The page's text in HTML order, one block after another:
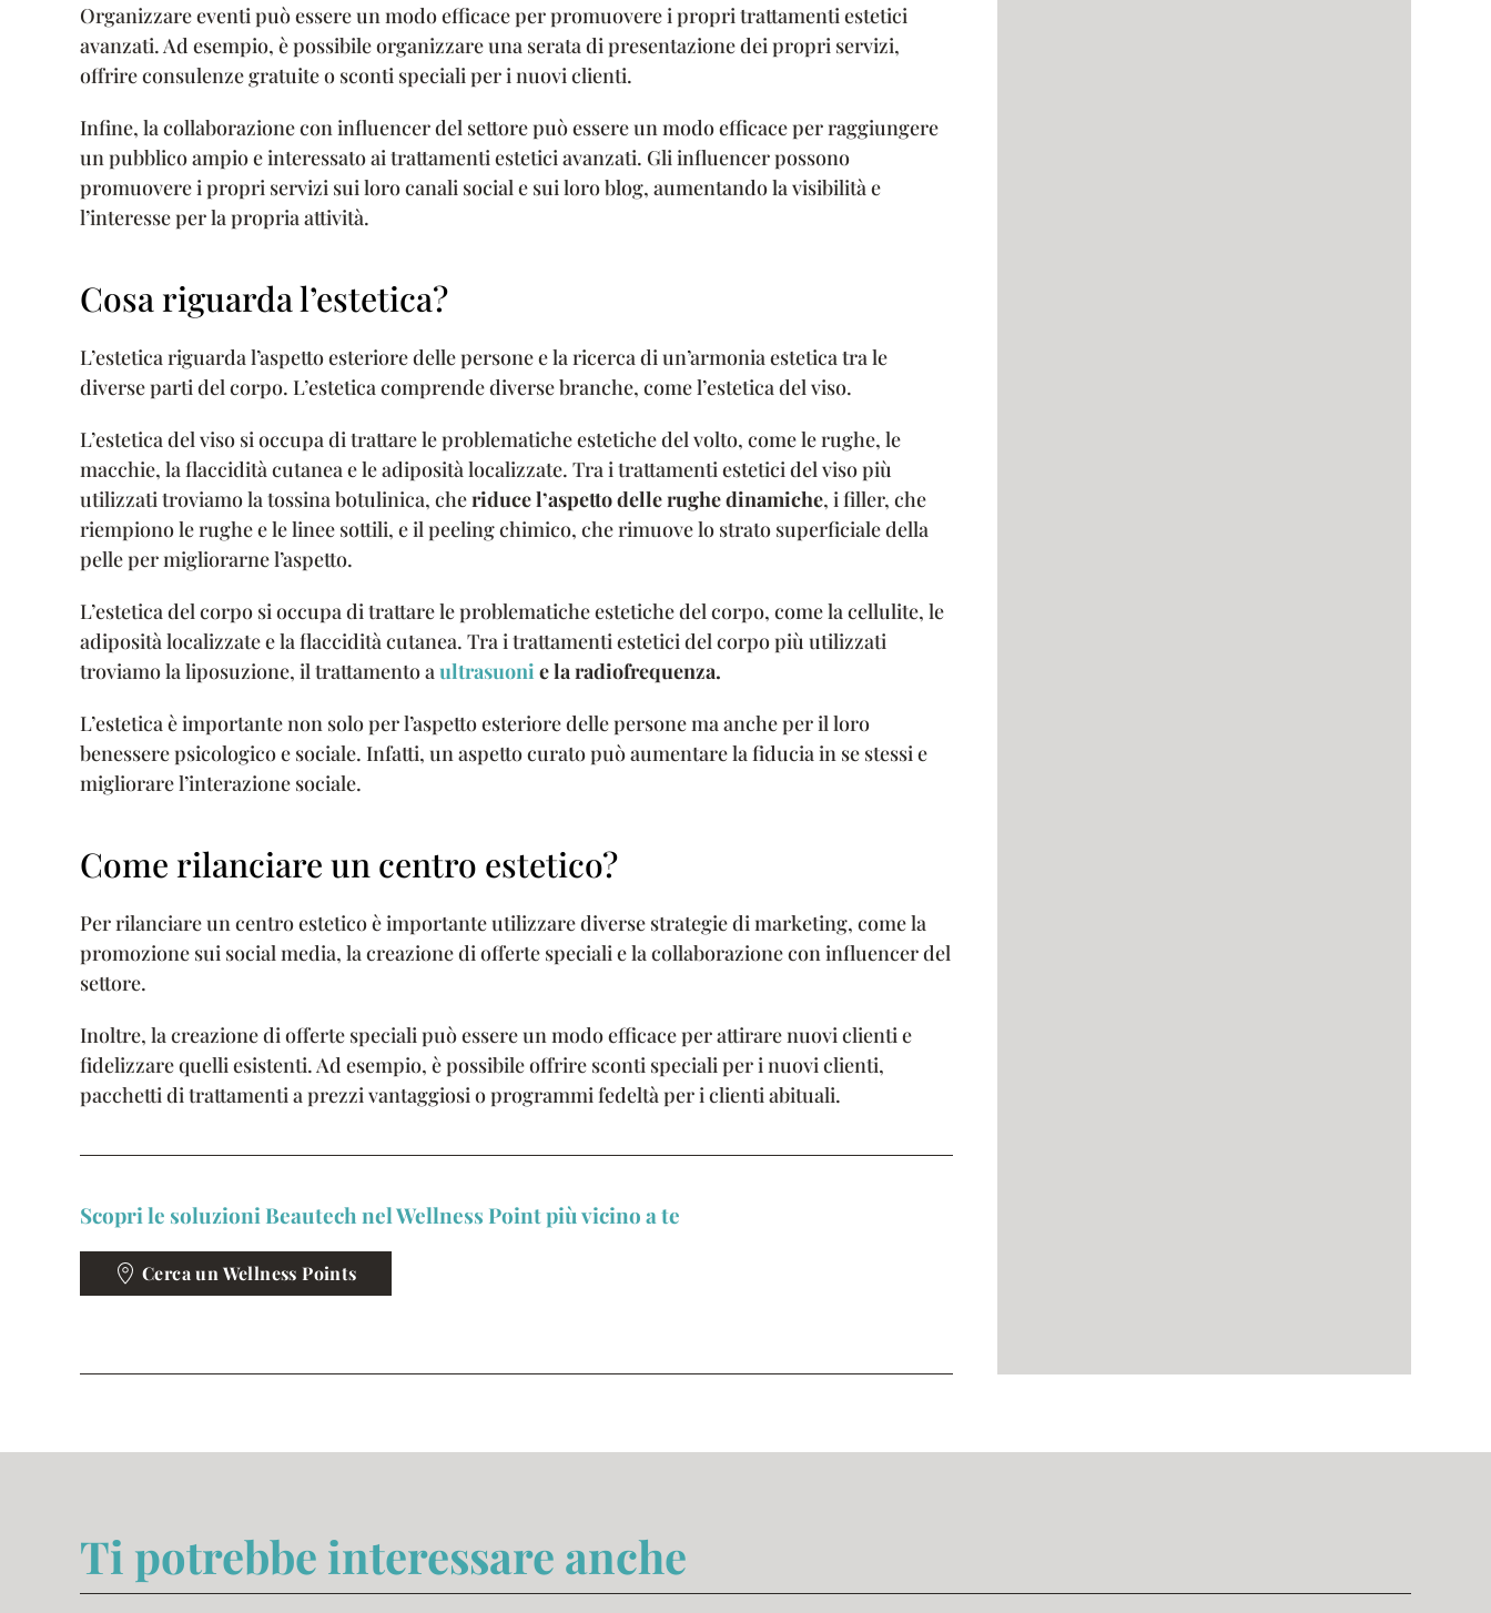
Organizzare eventi può essere un modo efficace per promuovere i propri trattamenti estetici
avanzati. Ad esempio, è possibile organizzare una serata di presentazione dei propri servizi,
offrire consulenze gratuite o sconti speciali per i nuovi clienti.
Infine, la collaborazione con influencer del settore può essere un modo efficace per raggiungere
un pubblico ampio e interessato ai trattamenti estetici avanzati. Gli influencer possono
promuovere i propri servizi sui loro canali social e sui loro blog, aumentando la visibilità e
l’interesse per la propria attività.
Cosa riguarda l’estetica?
L’estetica riguarda l’aspetto esteriore delle persone e la ricerca di un’armonia estetica tra le
diverse parti del corpo. L’estetica comprende diverse branche, come l’estetica del viso.
L’estetica del viso si occupa di trattare le problematiche estetiche del volto, come le rughe, le
macchie, la flaccidità cutanea e le adiposità localizzate. Tra i trattamenti estetici del viso più
utilizzati troviamo la tossina botulinica, cheriduce l’aspetto delle rughe dinamiche, i filler, che
riempiono le rughe e le linee sottili, e il peeling chimico, che rimuove lo strato superficiale della
pelle per migliorarne l’aspetto.
L’estetica del corpo si occupa di trattare le problematiche estetiche del corpo, come la cellulite, le
adiposità localizzate e la flaccidità cutanea. Tra i trattamenti estetici del corpo più utilizzati
troviamo la liposuzione, il trattamento a ultrasuoni e la radiofrequenza.
L’estetica è importante non solo per l’aspetto esteriore delle persone ma anche per il loro
benessere psicologico e sociale. Infatti, un aspetto curato può aumentare la fiducia in se stessi e
migliorare l’interazione sociale.
Come rilanciare un centro estetico?
Per rilanciare un centro estetico è importante utilizzare diverse strategie di marketing, come la
promozione sui social media, la creazione di offerte speciali e la collaborazione con influencer del
settore.
Inoltre, la creazione di offerte speciali può essere un modo efficace per attirare nuovi clienti e
fidelizzare quelli esistenti. Ad esempio, è possibile offrire sconti speciali per i nuovi clienti,
pacchetti di trattamenti a prezzi vantaggiosi o programmi fedeltà per i clienti abituali.
Scopri le soluzioni Beautech nel Wellness Point più vicino a te
Cerca un Wellness Points
Ti potrebbe interessare anche